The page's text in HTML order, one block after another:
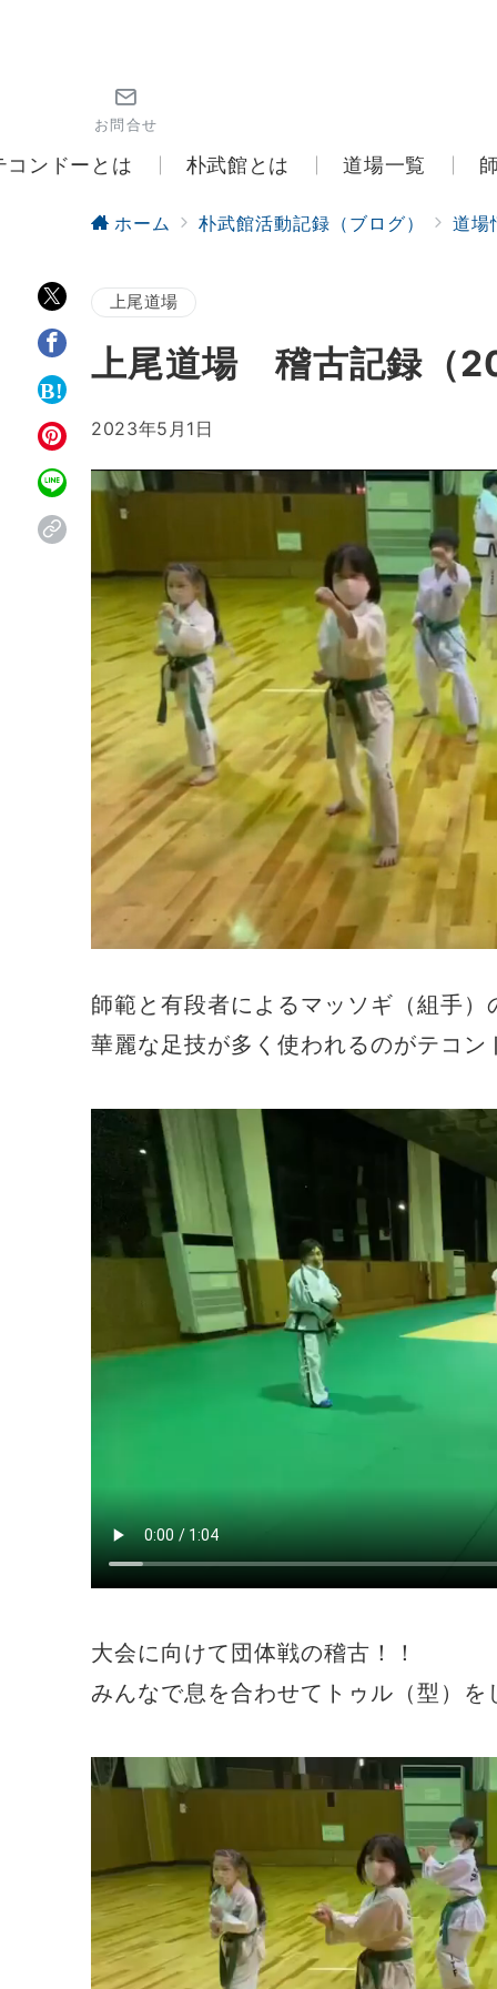
お問合せ
コンドーとは 朴武館とは 道場一覧
ホーム 朴武館活動記録（ブログ） 道場
上尾道場
上尾道場 稽古記録（
2023年5月1日
師範と有段者によるマッソギ（組手）
華麗な足技が多く使われるのがテコン
大会に向けて団体戦の稽古！！
みんなで息を合わせてトゥル（型）を